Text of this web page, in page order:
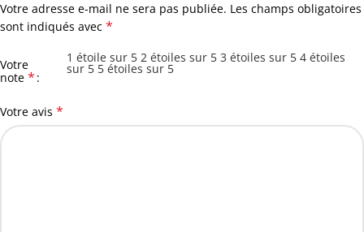
Votre adresse e-mail ne sera pas publiée. Les champs obligatoires
sont indiqués avec *
Votre
note *
1 étoile sur 5 2 étoiles sur 5 3 étoiles sur 5 4 étoiles
sur 5 5 étoiles sur 5
Votre avis *